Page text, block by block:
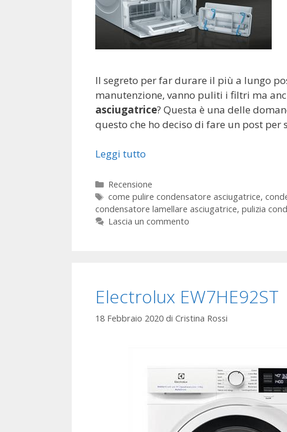
Il segreto per far durare il più a lungo
manutenzione, vanno puliti i filtri ma
asciugatrice? Questa è una delle
questo che ho deciso di fare un post
Leggi tutto
Categorie
Recensione
Tag
come pulire condensatore asciugatrice,
condensatore lamellare asciugatrice, pulizia
Lascia un commento
Electrolux EW7HE92ST
18 Febbraio 2020 di Cristina Rossi